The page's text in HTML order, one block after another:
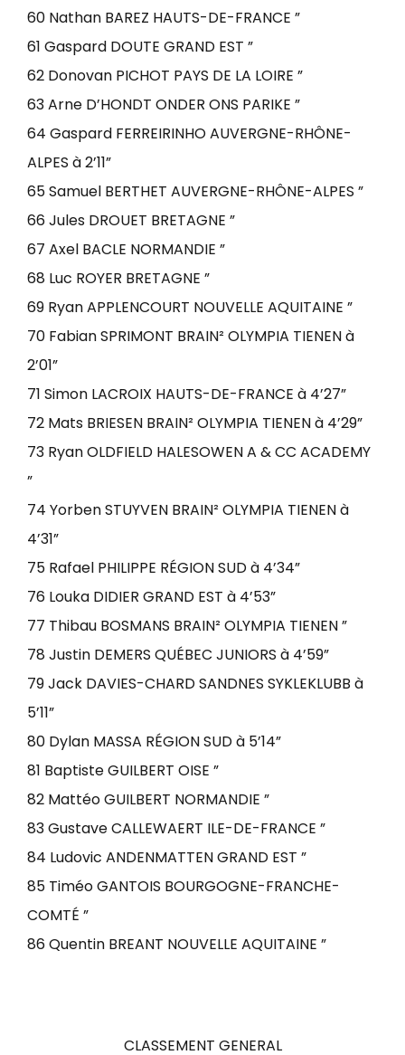
60 Nathan BAREZ HAUTS-DE-FRANCE ”
61 Gaspard DOUTE GRAND EST ”
62 Donovan PICHOT PAYS DE LA LOIRE ”
63 Arne D’HONDT ONDER ONS PARIKE ”
64 Gaspard FERREIRINHO AUVERGNE-RHÔNE-
ALPES à 2’11”
65 Samuel BERTHET AUVERGNE-RHÔNE-ALPES ”
66 Jules DROUET BRETAGNE ”
67 Axel BACLE NORMANDIE ”
68 Luc ROYER BRETAGNE ”
69 Ryan APPLENCOURT NOUVELLE AQUITAINE ”
70 Fabian SPRIMONT BRAIN² OLYMPIA TIENEN à
2’01”
71 Simon LACROIX HAUTS-DE-FRANCE à 4’27”
72 Mats BRIESEN BRAIN² OLYMPIA TIENEN à 4’29”
73 Ryan OLDFIELD HALESOWEN A & CC ACADEMY
”
74 Yorben STUYVEN BRAIN² OLYMPIA TIENEN à
4’31”
75 Rafael PHILIPPE RÉGION SUD à 4’34”
76 Louka DIDIER GRAND EST à 4’53”
77 Thibau BOSMANS BRAIN² OLYMPIA TIENEN ”
78 Justin DEMERS QUÉBEC JUNIORS à 4’59”
79 Jack DAVIES-CHARD SANDNES SYKLEKLUBB à
5’11”
80 Dylan MASSA RÉGION SUD à 5’14”
81 Baptiste GUILBERT OISE ”
82 Mattéo GUILBERT NORMANDIE ”
83 Gustave CALLEWAERT ILE-DE-FRANCE ”
84 Ludovic ANDENMATTEN GRAND EST ”
85 Timéo GANTOIS BOURGOGNE-FRANCHE-
COMTÉ ”
86 Quentin BREANT NOUVELLE AQUITAINE ”
CLASSEMENT GENERAL